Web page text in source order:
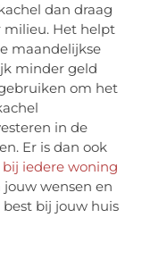
dan draag
milieu. Het helpt
maandelijkse
minder geld
om het
in de
Er is dan ook
iedere woning
wensen en
bij jouw huis